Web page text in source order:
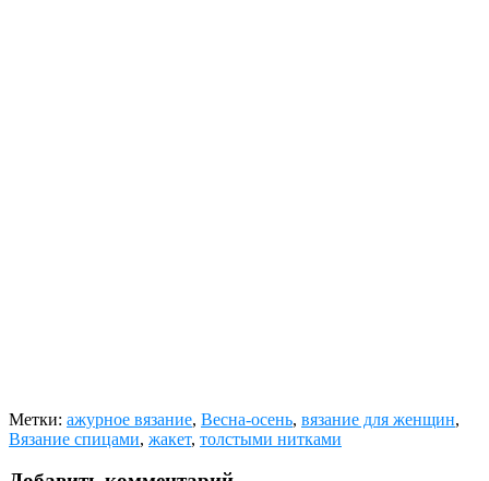
Метки: ажурное вязание, Весна-осень, вязание для женщин,
Вязание спицами, жакет, толстыми нитками